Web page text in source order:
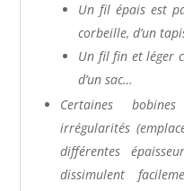
Un fil épais est
corbeille, d’un
Un fil fin et léger
d’un sac…
Certaines
irrégularités
différentes
dissimulent